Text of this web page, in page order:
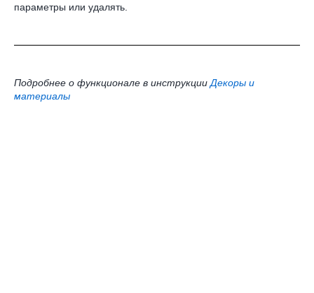
параметры или удалять.
Подробнее о функционале в инструкции Декоры и
материалы